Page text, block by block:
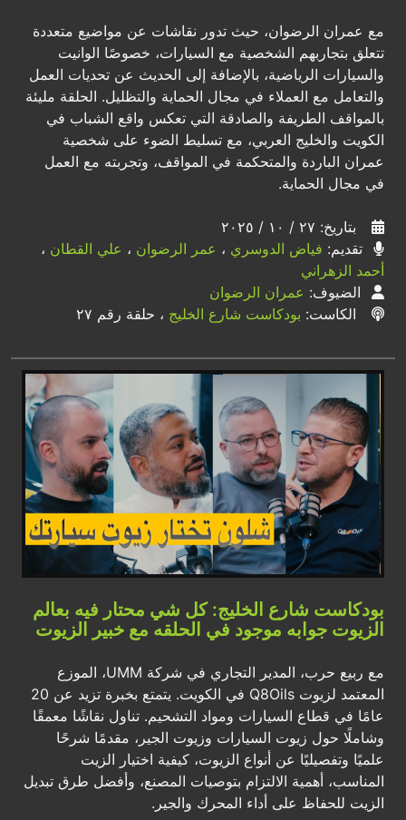
مع عمران الرضوان، حيث تدور نقاشات عن مواضيع متعددة
تتعلق بتجاربهم الشخصية مع السيارات، خصوصًا الوانيت
والسيارات الرياضية، بالإضافة إلى الحديث عن تحديات العمل
والتعامل مع العملاء في مجال الحماية والتظليل. الحلقة مليئة
بالمواقف الطريفة والصادقة التي تعكس واقع الشباب في
الكويت والخليج العربي، مع تسليط الضوء على شخصية
عمران الباردة والمتحكمة في المواقف، وتجربته مع العمل
في مجال الحماية.
بتاريخ: ٢٧ / ١٠ / ٢٠٢٥
تقديم: فياض الدوسري ، عمر الرضوان ، علي القطان ،
أحمد الزهراني
الضيوف: عمران الرضوان
الكاست: بودكاست شارع الخليج ، حلقة رقم ٢٧
بودكاست شارع الخليج: كل شي محتار فيه بعالم
الزيوت جوابه موجود في الحلقه مع خبير الزيوت
مع ربيع حرب، المدير التجاري في شركة UMM، الموزع
المعتمد لزيوت Q8Oils في الكويت. يتمتع بخبرة تزيد عن 20
عامًا في قطاع السيارات ومواد التشحيم. تناول نقاشًا معمقًا
وشاملًا حول زيوت السيارات وزيوت الجير، مقدمًا شرحًا
علميًا وتفصيليًا عن أنواع الزيوت، كيفية اختيار الزيت
المناسب، أهمية الالتزام بتوصيات المصنع، وأفضل طرق تبديل
الزيت للحفاظ على أداء المحرك والجير.